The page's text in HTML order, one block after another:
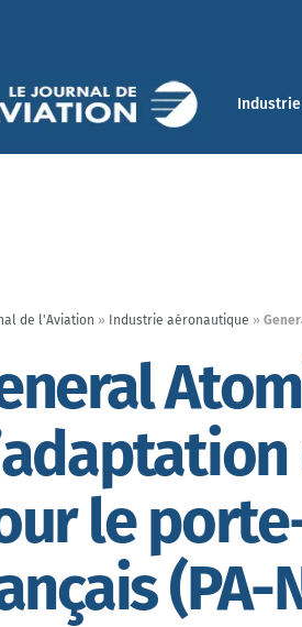
de l'Aviation » Industrie aéronautique »
le
(PA-